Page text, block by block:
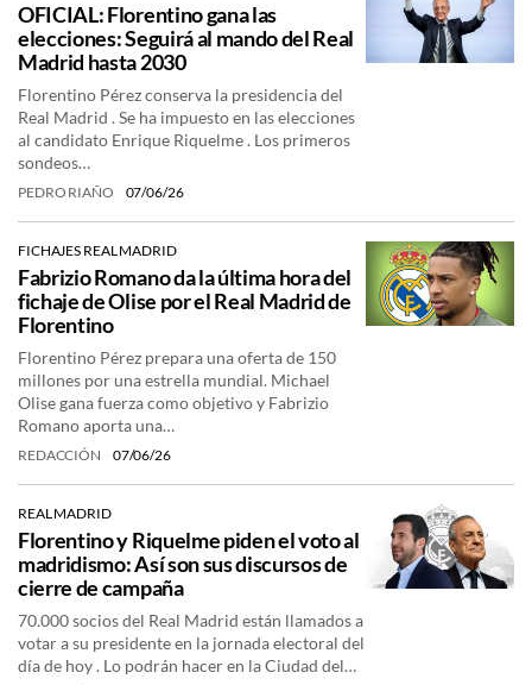
OFICIAL: Florentino gana las
elecciones: Seguirá al mando del Real
Madrid hasta 2030
Florentino Pérez conserva la presidencia del
Real Madrid . Se ha impuesto en las elecciones
al candidato Enrique Riquelme . Los primeros
sondeos…
PEDRO RIAÑO 07/06/26
FICHAJES REAL MADRID
Fabrizio Romano da la última hora del
fichaje de Olise por el Real Madrid de
Florentino
Florentino Pérez prepara una oferta de 150
millones por una estrella mundial. Michael
Olise gana fuerza como objetivo y Fabrizio
Romano aporta una…
REDACCIÓN 07/06/26
REAL MADRID
Florentino y Riquelme piden el voto al
madridismo: Así son sus discursos de
cierre de campaña
70.000 socios del Real Madrid están llamados a
votar a su presidente en la jornada electoral del
día de hoy . Lo podrán hacer en la Ciudad del…